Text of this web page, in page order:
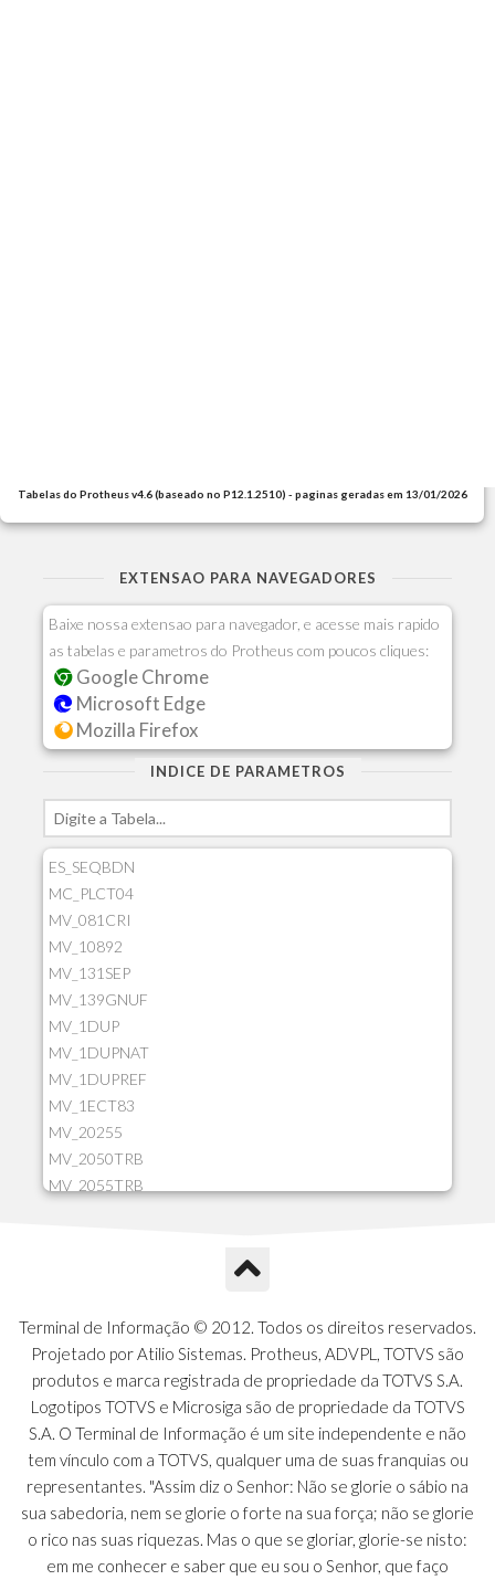
Tabelas do Protheus v4.6 (baseado no P12.1.2510) - paginas geradas em 13/01/2026
EXTENSAO PARA NAVEGADORES
Baixe nossa extensao para navegador, e acesse mais rapido
as tabelas e parametros do Protheus com poucos cliques:
Google Chrome
Microsoft Edge
Mozilla Firefox
INDICE DE PARAMETROS
ES_SEQBDN
MC_PLCT04
MV_081CRI
MV_10892
MV_131SEP
MV_139GNUF
MV_1DUP
MV_1DUPNAT
MV_1DUPREF
MV_1ECT83
MV_20255
MV_2050TRB
MV_2055TRB
MV_2GNOINC
MV_320SLD
MV_325PMDA
MV_330ATCM
MV_340LOCK
MV_3DUPREF
MV_5CLIFOR
MV_74ITEM
MV_817EMAI
MV_88CORTE
Terminal de Informação © 2012. Todos os direitos reservados.
Projetado por Atilio Sistemas. Protheus, ADVPL, TOTVS são
produtos e marca registrada de propriedade da TOTVS S.A.
Logotipos TOTVS e Microsiga são de propriedade da TOTVS
S.A. O Terminal de Informação é um site independente e não
tem vínculo com a TOTVS, qualquer uma de suas franquias ou
representantes. "Assim diz o Senhor: Não se glorie o sábio na
sua sabedoria, nem se glorie o forte na sua força; não se glorie
o rico nas suas riquezas. Mas o que se gloriar, glorie-se nisto:
em me conhecer e saber que eu sou o Senhor, que faço